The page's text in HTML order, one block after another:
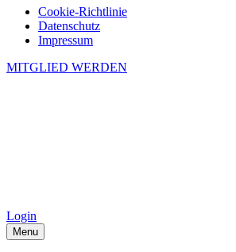
Cookie-Richtlinie
Datenschutz
Impressum
MITGLIED WERDEN
Login
Menu